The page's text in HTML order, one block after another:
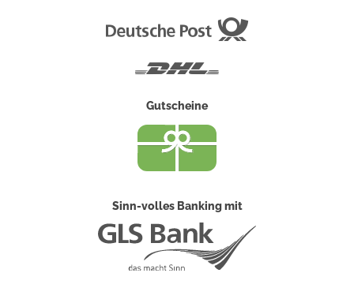
Gutscheine
Sinn-volles Banking mit